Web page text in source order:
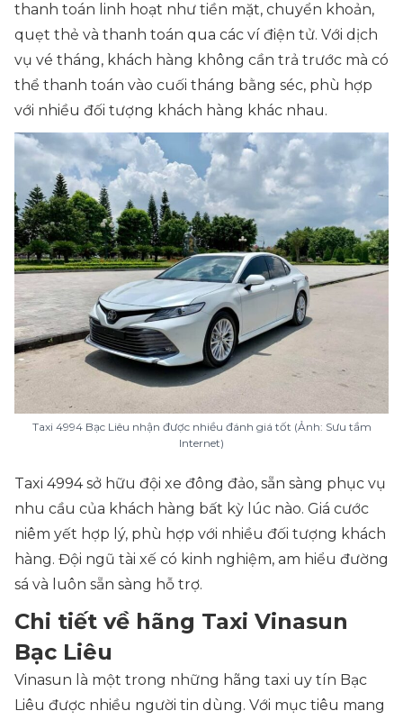
thanh toán linh hoạt như tiền mặt, chuyển khoản,
quẹt thẻ và thanh toán qua các ví điện tử. Với dịch
vụ vé tháng, khách hàng không cần trả trước mà có
thể thanh toán vào cuối tháng bằng séc, phù hợp
với nhiều đối tượng khách hàng khác nhau.
Taxi 4994 Bạc Liêu nhận được nhiều đánh giá tốt (Ảnh: Sưu tầm
Internet)
Taxi 4994 sở hữu đội xe đông đảo, sẵn sàng phục vụ
nhu cầu của khách hàng bất kỳ lúc nào. Giá cước
niêm yết hợp lý, phù hợp với nhiều đối tượng khách
hàng. Đội ngũ tài xế có kinh nghiệm, am hiểu đường
sá và luôn sẵn sàng hỗ trợ.
Chi tiết về hãng Taxi Vinasun
Bạc Liêu
Vinasun là một trong những hãng taxi uy tín Bạc
Liêu được nhiều người tin dùng. Với mục tiêu mang